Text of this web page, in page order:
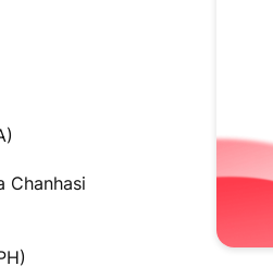
Chanhasi